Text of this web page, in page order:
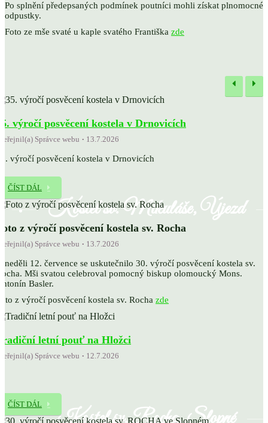
Kostel sv. Mikuláše, Újezd
Po splnění předepsaných podmínek poutníci mohli získat plnomocné
odpustky.
Foto ze mše svaté u kaple svatého Františka zde
výročí posvěcení kostela v Drnovicích
Správce webu 13.7.2026
výročí posvěcení kostela v Drnovicích
ČÍST DÁL
z výročí posvěcení kostela sv. Rocha
Správce webu 13.7.2026
neděli 12. července se uskutečnilo 30. výročí posvěcení kostela sv.
Mši svatou celebroval pomocný biskup olomoucký Mons.
Basler.
z výročí posvěcení kostela sv. Rocha zde
letní pouť na Hložci
Správce webu 12.7.2026
ČÍST DÁL